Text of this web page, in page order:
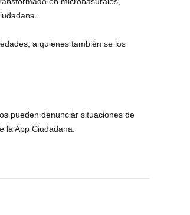
a quienes también se los
pueden denunciar situaciones de
la App Ciudadana.